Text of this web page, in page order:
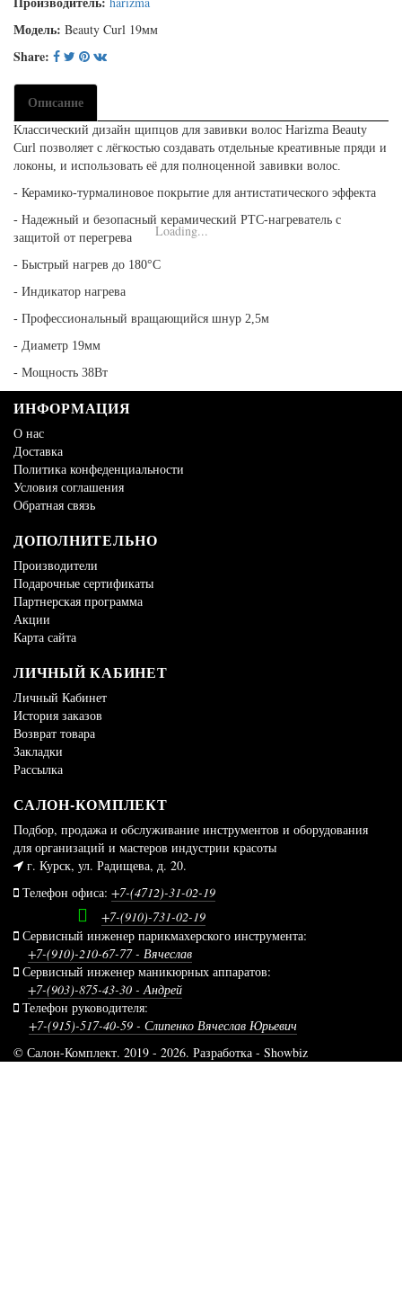
Loading...
Модель: Beauty Curl 19мм
Share:
Описание
Классический дизайн щипцов для завивки волос Harizma Beauty
Curl позволяет с лёгкостью создавать отдельные креативные пряди и
локоны, и использовать её для полноценной завивки волос.
- Керамико-турмалиновое покрытие для антистатического эффекта
- Надежный и безопасный керамический PTC-нагреватель с
защитой от перегрева
- Быстрый нагрев до 180°С
- Индикатор нагрева
- Профессиональный вращающийся шнур 2,5м
- Диаметр 19мм
- Мощность 38Вт
ИНФОРМАЦИЯ
О нас
Доставка
Политика конфеденциальности
Условия соглашения
Обратная связь
ДОПОЛНИТЕЛЬНО
Производители
Подарочные сертификаты
Партнерская программа
Акции
Карта сайта
ЛИЧНЫЙ КАБИНЕТ
Личный Кабинет
История заказов
Возврат товара
Закладки
Рассылка
САЛОН-КОМПЛЕКТ
Подбор, продажа и обслуживание инструментов и оборудования
для организаций и мастеров индустрии красоты
г. Курск, ул. Радищева, д. 20.
Телефон офиса: +7-(4712)-31-02-19
+7-(910)-731-02-19
Сервисный инженер парикмахерского инструмента:
+7-(910)-210-67-77- Вячеслав
Сервисный инженер маникюрных аппаратов:
+7-(903)-875-43-30 - Андрей
Телефон руководителя:
+7-(915)-517-40-59 - Слипенко Вячеслав Юрьевич
© Салон-Комплект. 2019 - 2026. Разработка - Showbiz